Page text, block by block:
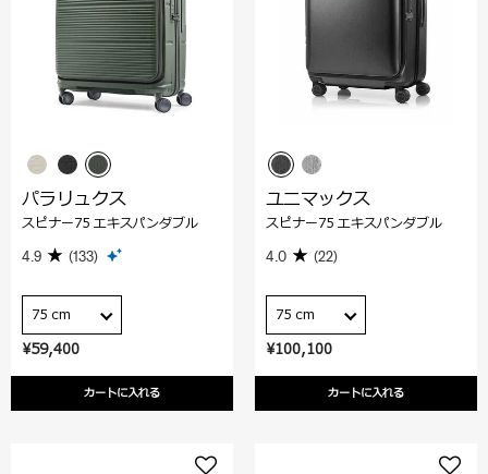
¥59,400
カートに入れる
パラリュクス
スピナー75 エキスパンダブル
4.9 (133)
75 cm
¥100,100
カートに入れる
ユニマックス
スピナー75 エキスパンダブル
4.0 (22)
75 cm